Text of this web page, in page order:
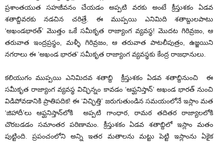
ప్రశాంతయుత సహజీవనం చేయడం అప్పటి వరకు అంటే క్రీస్తుశకం ఏడవ
శతాబ్దివరకు నడచిన చరిత్రే. ఈ ముప్పయి ఎనిమిది శతాబ్దులపాటు
‘అఖండభారత్’ మొత్తం ఒకే సమీకృత రాజ్యాంగ వ్యవస్థ! మొదట గిరివ్రజం, ఆ
తరువాత ఇంద్రప్రస్థం, మళ్ళీ గిరివ్రజం, ఆ తరువాత పాటలీపుత్రం, ఉజ్జయిని
నగరాలు ఈ ‘అఖండ భారత’ సమీకృత రాజ్యాంగ వ్యవస్థకు కేంద్ర రాజధానులు.
కలియుగం ముప్పయి ఎనిమిదవ శతాబ్ది క్రీస్తుశకం ఏడవ శతాబ్దినుంచి ఈ
సమీకృత రాజ్యాంగ వ్యవస్థ విచ్ఛిన్నం కావడం ‘ఆఫ్ఘనిస్తాన్’ అఖండ భారత్ నుంచి
విడిపోవడానికి ప్రాతిపదిక! ఈ ‘విచ్ఛిత్తి’ జరుగుతుండిన సమయంలోనే ఇస్లాం మత
‘జిహాదీ’లు ఆఫ్ఘనిస్తాన్‌లోకి అప్పటి గాంధార, రామఠ తదితర రాజ్యాలలోకి
చొరబడడం సమాంతర పరిణామం. క్రీస్తుశకం ఏడవ శతాబ్దిలో ఇస్లాం మతం
పుట్టింది. ప్రపంచంలోని అన్ని ఇతర మతాలను మట్టు పెట్టి ఇస్లాంను ఏకైక